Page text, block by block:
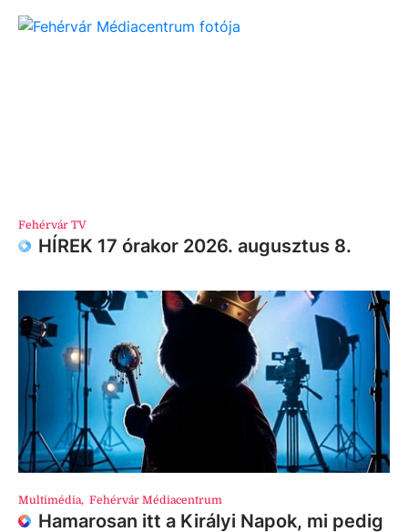
Fehérvár TV
HÍREK 17 órakor 2026. augusztus 8.
Multimédia, Fehérvár Médiacentrum
Hamarosan itt a Királyi Napok, mi pedig